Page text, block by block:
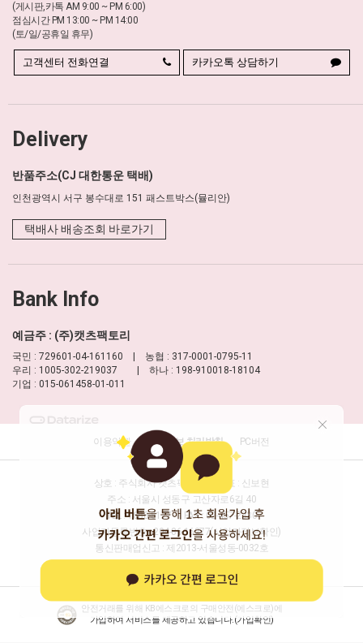
(게시판,카톡 AM 9:00 ~ PM 6:00)
점심시간 PM 13:00 ~ PM 14:00
(토/일/공휴일 휴무)
고객센터 전화연결 카카오톡 상담하기
Delivery
반품주소(CJ 대한통운 택배)
인천광역시 서구 봉수대로 151 패스트박스(뮬리안)
택배사 배송조회 바로가기
Bank Info
예금주 : (주)캣츠팩토리
국민 : 729601-04-161160 | 농협 : 317-0001-0795-11
우리 : 1005-302-219037 | 하나 : 198-910018-18104
기업 : 015-061458-01-011
이용약관 개인정보 처리방침 PC버전
상호 : 주식회사 캣츠팩토리
대표 : 신보현
주소 : 서울시 성동구 고산자로6길 40
TEL : 1688-8177
FAX : 02-457-2330
사업자등록번호 : 204-86-16277(사업자정보확인)
통신판매업신고 : 제2013-서울성동-0032호
안전거래를 위해 KB에스크로의 구매안전(에스크로)에
가입하여 서비스를 제공하고 있습니다.(가입확인)